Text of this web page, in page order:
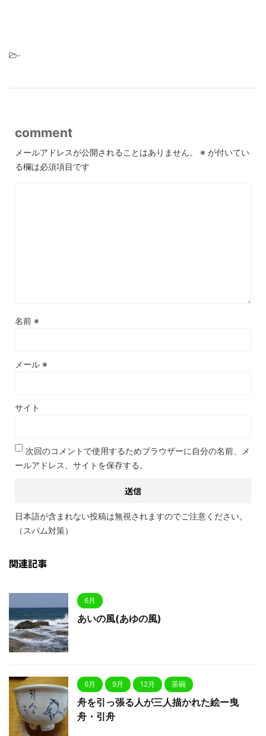
-
comment
メールアドレスが公開されることはありません。 ※ が付いてい
る欄は必須項目です
名前 ※
メール ※
サイト
次回のコメントで使用するためブラウザーに自分の名前、メ
ールアドレス、サイトを保存する。
日本語が含まれない投稿は無視されますのでご注意ください。
（スパム対策）
関連記事
6月
あいの風(あゆの風)
6月 9月 12月 茶碗
舟を引っ張る人が三人描かれた絵ー曳
舟・引舟